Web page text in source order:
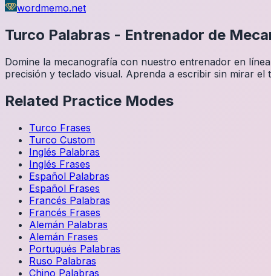
wordmemo.net
Turco Palabras - Entrenador de
Domine la mecanografía con nuestro entrenador en
precisión y teclado visual. Aprenda a escribir sin mirar el
Related Practice Modes
Turco Frases
Turco Custom
Inglés Palabras
Inglés Frases
Español Palabras
Español Frases
Francés Palabras
Francés Frases
Alemán Palabras
Alemán Frases
Portugués Palabras
Ruso Palabras
Chino Palabras